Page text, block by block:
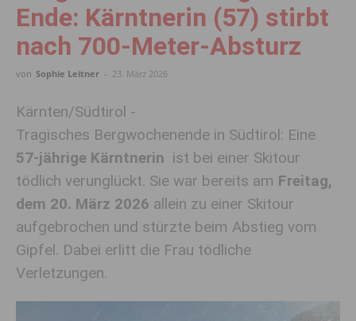
Ende: Kärntnerin (57) stirbt
nach 700-Meter-Absturz
von Sophie Leitner - 23. März 2026
Kärnten/Südtirol -
Tragisches Bergwochenende in Südtirol: Eine
57-jährige Kärntnerin ist bei einer Skitour
tödlich verunglückt. Sie war bereits am Freitag,
dem 20. März 2026 allein zu einer Skitour
aufgebrochen und stürzte beim Abstieg vom
Gipfel. Dabei erlitt die Frau tödliche
Verletzungen.